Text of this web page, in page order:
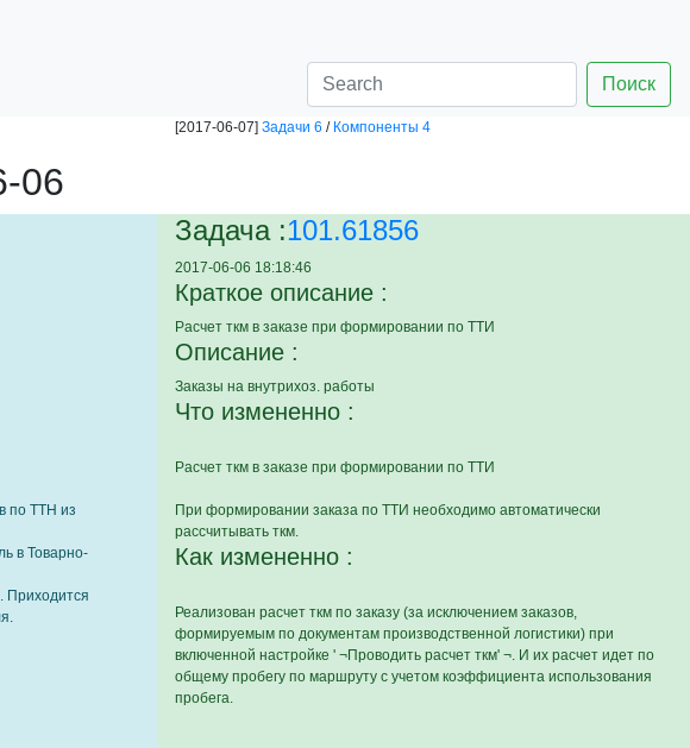
Поиск
[2017-06-07] Задачи 6 / Компоненты 4
06
по ТТН из
в Товарно-
Приходится
Задача :101.61856
2017-06-06 18:18:46
Краткое описание :
Расчет ткм в заказе при формировании по ТТИ
Описание :
Заказы на внутрихоз. работы
Что измененно :
Расчет ткм в заказе при формировании по ТТИ
При формировании заказа по ТТИ необходимо автоматически
рассчитывать ткм.
Как измененно :
Реализован расчет ткм по заказу (за исключением заказов,
формируемым по документам производственной логистики) при
включенной настройке ' ¬Проводить расчет ткм' ¬. И их расчет идет по
общему пробегу по маршруту с учетом коэффициента использования
пробега.